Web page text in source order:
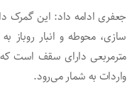
مترمربعی دارای سقف است
واردات به شمار می‌رود.